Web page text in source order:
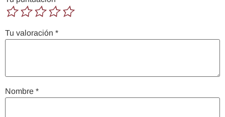
Tu valoración *
Nombre *